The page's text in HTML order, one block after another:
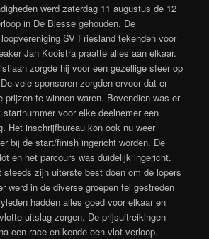
werd zaterdag 11 augustus de 12
in De Blesse gehouden. De
SV Friesland tekenden voor
Jan Kooistra praatte alles aan elkaar.
zorgde hij voor een gezellige sfeer op
vele sponsoren zorgden ervoor dat er
prijzen te winnen waren. Bovendien was er
voor elke deelnemer een
Het inschrijfbureau kon ook nu weer
bij de start/finish ingericht worden. De
en het parcours was duidelijk ingericht.
steeds zijn uiterste best doen om de lopers
werd in de diverse groepen fel gestreden
hadden alles goed voor elkaar en
uitslag zorgen. De prijsuitreikingen
een race en kende een vlot verloop.